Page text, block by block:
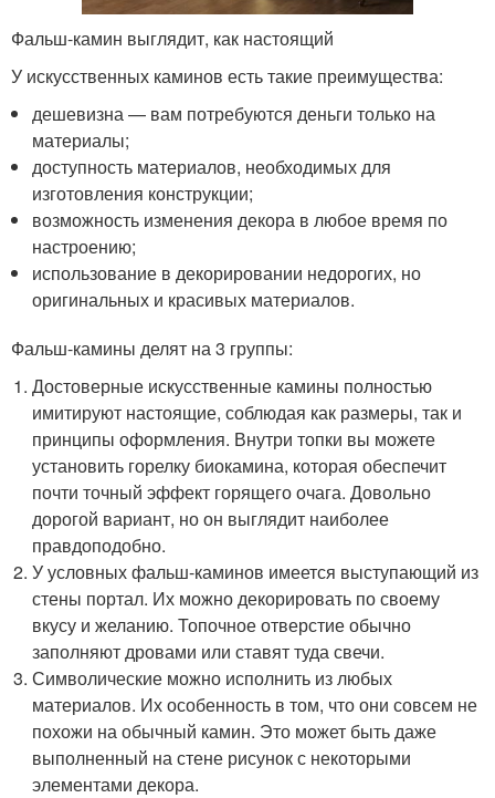
Фальш-камин выглядит, как настоящий
У искусственных каминов есть такие преимущества:
дешевизна — вам потребуются деньги только на
материалы;
доступность материалов, необходимых для
изготовления конструкции;
возможность изменения декора в любое время по
настроению;
использование в декорировании недорогих, но
оригинальных и красивых материалов.
Фальш-камины делят на 3 группы:
Достоверные искусственные камины полностью
имитируют настоящие, соблюдая как размеры, так и
принципы оформления. Внутри топки вы можете
установить горелку биокамина, которая обеспечит
почти точный эффект горящего очага. Довольно
дорогой вариант, но он выглядит наиболее
правдоподобно.
У условных фальш-каминов имеется выступающий из
стены портал. Их можно декорировать по своему
вкусу и желанию. Топочное отверстие обычно
заполняют дровами или ставят туда свечи.
Символические можно исполнить из любых
материалов. Их особенность в том, что они совсем не
похожи на обычный камин. Это может быть даже
выполненный на стене рисунок с некоторыми
элементами декора.